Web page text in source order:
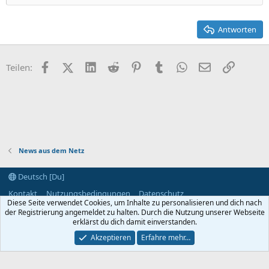
22
Times New Roman
Antworten
Teilen: FacebookX (Twitter)
LinkedIn
Reddit PinterestTumblr WhatsApp
E-MailLink
News aus dem Netz
Deutsch [Du]
Kontakt
Nutzungsbedingungen
Datenschutz
Hilfe und Impressum
Start
R
S
S
Community platform by XenForo® © 2010-2024 XenForo Ltd.
Abfragen 8 Zeit 0.0422s Max. Speicher
Diese Seite verwendet Cookies, um Inhalte zu personalisieren und dich nach
der Registrierung angemeldet zu halten. Durch die Nutzung unserer Webseite
erklärst du dich damit einverstanden.
Akzeptieren
Erfahre mehr…